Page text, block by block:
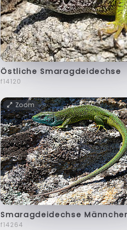
Östliche Smaragdeidechse
f14120
Zoom
Smaragdeidechse
f14264